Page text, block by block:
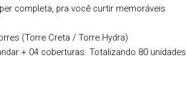
completa, pra você curtir memoráveis
(Torre Creta / Torre Hydra)
+ 04 coberturas. Totalizando 80 unidades
de vida a seus proprietários. Plantas